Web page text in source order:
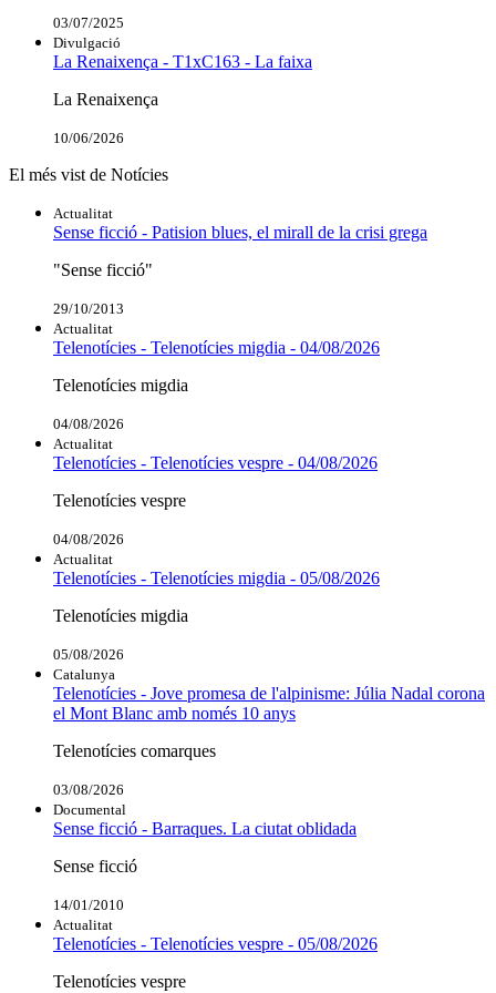
03/07/2025
Divulgació
La Renaixença - T1xC163 - La faixa
La Renaixença
10/06/2026
El més vist de Notícies
Actualitat
Sense ficció - Patision blues, el mirall de la crisi grega
"Sense ficció"
29/10/2013
Actualitat
Telenotícies - Telenotícies migdia - 04/08/2026
Telenotícies migdia
04/08/2026
Actualitat
Telenotícies - Telenotícies vespre - 04/08/2026
Telenotícies vespre
04/08/2026
Actualitat
Telenotícies - Telenotícies migdia - 05/08/2026
Telenotícies migdia
05/08/2026
Catalunya
Telenotícies - Jove promesa de l'alpinisme: Júlia Nadal corona
el Mont Blanc amb només 10 anys
Telenotícies comarques
03/08/2026
Documental
Sense ficció - Barraques. La ciutat oblidada
Sense ficció
14/01/2010
Actualitat
Telenotícies - Telenotícies vespre - 05/08/2026
Telenotícies vespre